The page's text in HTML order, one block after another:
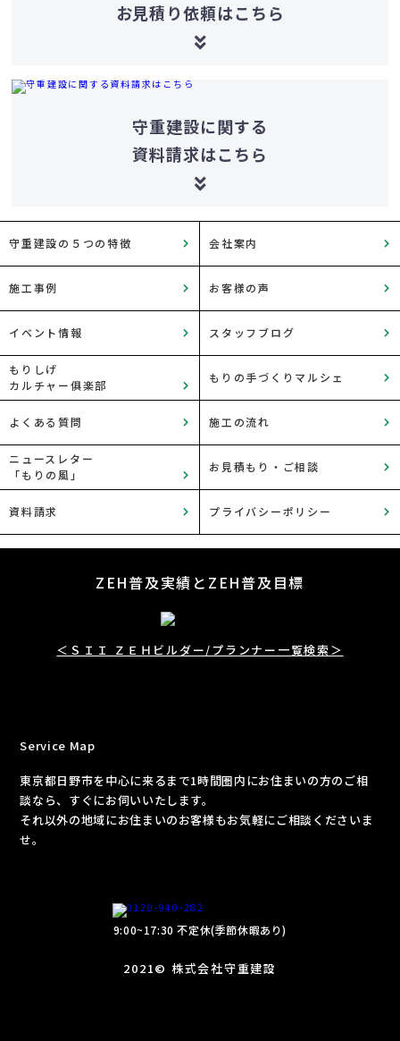
お見積り依頼はこちら
守重建設に関する
資料請求はこちら
守重建設の５つの特徴 会社案内
施工事例 お客様の声
イベント情報 スタッフブログ
もりしげ
カルチャー俱楽部
もりの手づくりマルシェ
よくある質問 施工の流れ
ニュースレター
「もりの風」
お見積もり・ご相談
資料請求 プライバシーポリシー
ZEH普及実績とZEH普及目標
＜ＳＩＩ ＺＥＨビルダー/プランナー一覧検索＞
Service Map
東京都日野市を中心に来るまで1時間圏内にお住まいの方のご相
談なら、すぐにお伺いいたします。
それ以外の地域にお住まいのお客様もお気軽にご相談くださいま
せ。
9:00~17:30 不定休(季節休暇あり)
2021© 株式会社守重建設